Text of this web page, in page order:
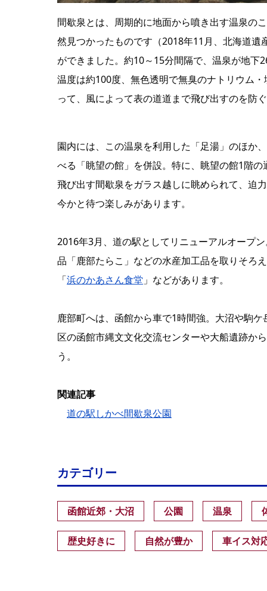
間歇泉とは、周期的に地面から噴き出す温泉の
然見つかったものです（2018年11月、北海道
ができました。約10～15分間隔で、温泉が地
温度は約100度、無色透明で無臭のナトリウム
って、風によって表の道道まで飛び出すのを防
園内には、この温泉を利用した「足湯」のほか
べる「眺望の館」を併設。特に、眺望の館1階
飛び出す間歇泉をガラス越しに眺められて、迫
今かと待つ楽しみがあります。
2016年3月、道の駅としてリニューアルオープ
品「鹿部たらこ」などの水産加工品を取りそろ
「浜のかあさん食堂 」などがあります。
鹿部町へは、函館から車で1時間強。大沼や駒
区の函館市縄文文化交流センターや大船遺跡か
う。
関連記事
道の駅しかべ間歇泉公園
カテゴリー
函館近郊・大沼 公園 温泉
歴史好きに 自然が豊か 車イス対